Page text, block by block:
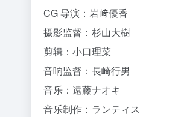
CG 导演：岩﨑優香
摄影监督：杉山大樹
剪辑：小口理菜
音响监督：長崎行男
音乐：遠藤ナオキ
音乐制作：ランティス